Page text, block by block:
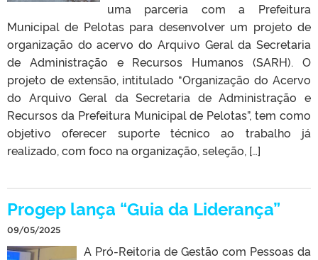
uma parceria com a Prefeitura
Municipal de Pelotas para desenvolver um projeto de
organização do acervo do Arquivo Geral da Secretaria
de Administração e Recursos Humanos (SARH). O
projeto de extensão, intitulado “Organização do Acervo
do Arquivo Geral da Secretaria de Administração e
Recursos da Prefeitura Municipal de Pelotas”, tem como
objetivo oferecer suporte técnico ao trabalho já
realizado, com foco na organização, seleção, […]
Progep lança “Guia da Liderança”
09/05/2025
A Pró-Reitoria de Gestão com Pessoas da